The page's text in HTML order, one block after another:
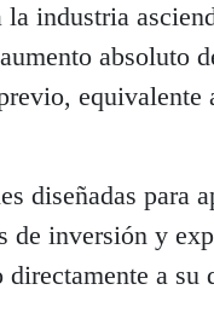
industria
absoluto
equivalente
diseñadas para
de inversión y
a su